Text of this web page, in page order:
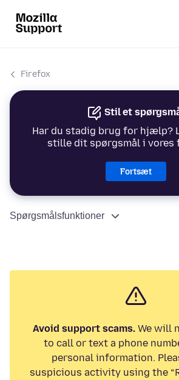
Firefox
Stil et
Har du stadig brug for hjælp?
stille dit spørgsmål i vores
Fortsæt
Spørgsmålsfunktioner
Avoid support scams.We will
to call or text a phone
personal information.
suspicious activity using the